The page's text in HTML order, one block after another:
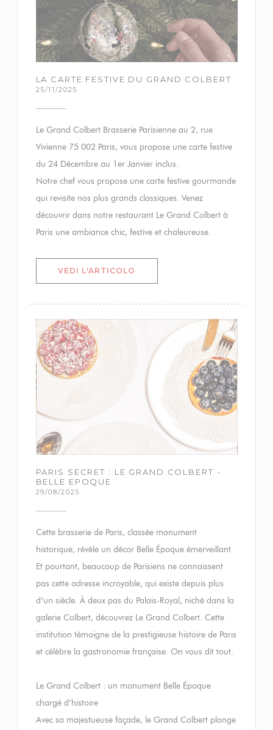
LA CARTE FESTIVE DU GRAND COLBERT
25/11/2025
Le Grand Colbert Brasserie Parisienne au 2, rue
Vivienne 75 002 Paris, vous propose une carte festive
du 24 Décembre au 1er Janvier inclus.
Notre chef vous propose une carte festive gourmande
qui revisite nos plus grands classiques. Venez
découvrir dans notre restaurant Le Grand Colbert à
Paris une ambiance chic, festive et chaleureuse.
VEDI L'ARTICOLO
PARIS SECRET : LE GRAND COLBERT -
BELLE EPOQUE
29/08/2025
Cette brasserie de Paris, classée monument
historique, révèle un décor Belle Époque émerveillant.
Et pourtant, beaucoup de Parisiens ne connaissent
pas cette adresse incroyable, qui existe depuis plus
d’un siècle. À deux pas du Palais-Royal, niché dans la
galerie Colbert, découvrez Le Grand Colbert. Cette
institution témoigne de la prestigieuse histoire de Paris
et célèbre la gastronomie française. On vous dit tout.
Le Grand Colbert : un monument Belle Époque
chargé d’histoire
Avec sa majestueuse façade, le Grand Colbert plonge